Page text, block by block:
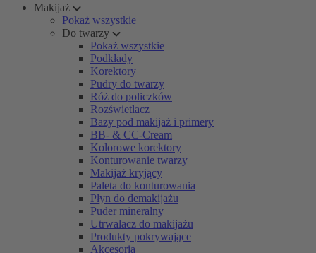
Makijaż
Pokaż wszystkie
Do twarzy
Pokaż wszystkie
Podkłady
Korektory
Pudry do twarzy
Róż do policzków
Rozświetlacz
Bazy pod makijaż i primery
BB- & CC-Cream
Kolorowe korektory
Konturowanie twarzy
Makijaż kryjący
Paleta do konturowania
Płyn do demakijażu
Puder mineralny
Utrwalacz do makijażu
Produkty pokrywające
Akcesoria